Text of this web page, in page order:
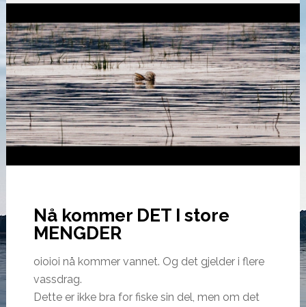
Nå kommer DET I store
MENGDER
oioioi nå kommer vannet. Og det gjelder i flere
vassdrag.
Dette er ikke bra for fiske sin del, men om det